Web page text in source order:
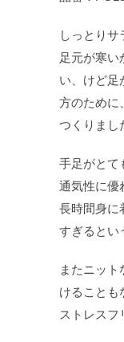
しっとりサ
足元が寒い
い、けど
方のために
つくりまし
手足がとて
通気性に優
長時間身に
すぎるとい
またニッ
けることも
ストレスフ